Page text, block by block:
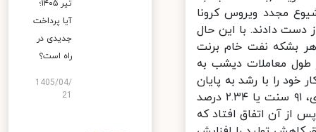
مجدد ویروس کرونا
دادند. با این حال
بشکه نفت خام برنت
این شاخص در طول معاملات دیشب به
را با رشد به پایان
رساند. قیمت پیش‌خرید هر بشکه نفت خام تگزاس غرب آمریکا، دابلیوتی‌آی، ۹۱ سنت یا ۲.۳۴ درصد
پس از آن اتفاق افتاد که
تیر ۱۴۰۵؛
آیا پرداخت
جدیدی در
راه است؟
1405/04/